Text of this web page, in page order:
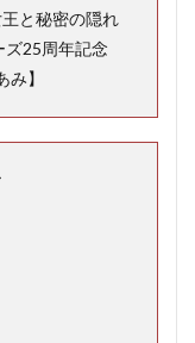
と秘密の隠れ
ズ25周年記念
】